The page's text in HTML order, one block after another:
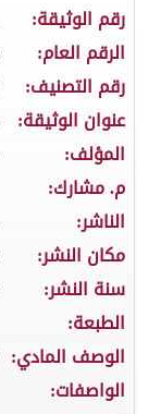
رقم الوثيقة:
الرقم العام:
رقم التصنيف:
عنوان الوثيقة:
المؤلف:
م. مشارك:
الناشر:
مكان النشر:
سنة النشر:
الطبعة:
الوصف المادي:
الواصفات: